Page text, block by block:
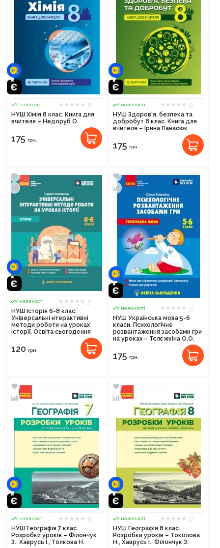
У наявності
0
НУШ Хімія 8 клас. Книга для
вчителя – Недоруб О.
175 грн.
У наявності
0
НУШ Здоров'я, безпека та
добробут 8 клас. Книга для
вчителя – Ірина Панасюк
175 грн.
У наявності
0
НУШ Історія 6-8 клас.
Універсальні нтерактивні
методи роботи на уроках
історії. Освіта сьогодення
120 грн.
У наявності
0
НУШ Українська мова 5-6
класи. Психологічне
розвантаження засобами гри
на уроках – Тєлєжкіна О.О.
175 грн.
У наявності
0
НУШ Географія 7 клас.
Розробки уроків – Філончук
З., Хаврусь І., Толкова Н.
У наявності
0
НУШ Географія 8 клас.
Розробки уроків – Токолова
Н., Хаврусь І., Філончук З.